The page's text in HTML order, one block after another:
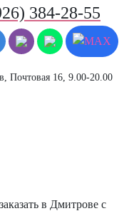
384-28-55
Почтовая 16, 9.00-20.00
в Дмитрове с